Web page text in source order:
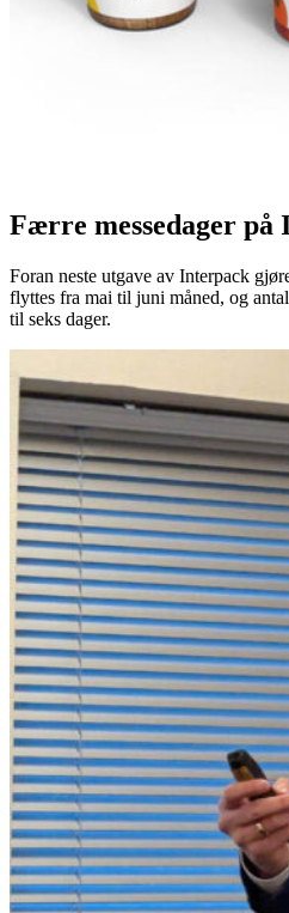
Færre messedager på
Foran neste utgave av Interpack
flyttes fra mai til juni måned, og
til seks dager.